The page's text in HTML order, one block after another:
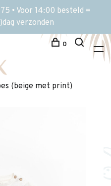
• Voor 14:00 besteld =
verzonden
0
(beige met print)